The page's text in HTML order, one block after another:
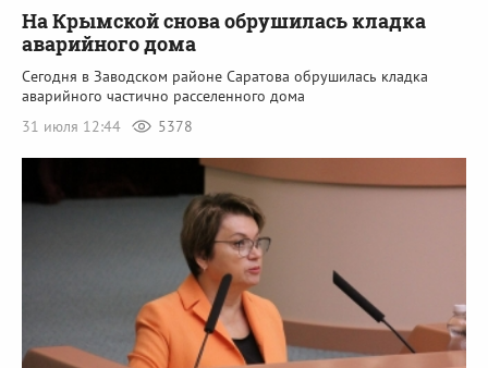
На Крымской снова обрушилась кладка
аварийного дома
Сегодня в Заводском районе Саратова обрушилась кладка
аварийного частично расселенного дома
31 июля 12:44
5378